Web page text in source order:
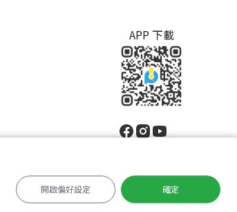
APP 下載
中文
開啟偏好設定 確定